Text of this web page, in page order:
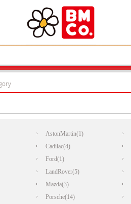
AstonMartin(1)
Cadilac(4)
Ford(1)
LandRover(5)
Mazda(3)
Porsche(14)